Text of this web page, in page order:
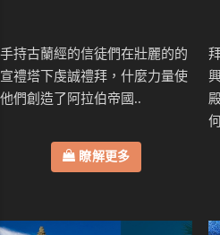
手持古蘭經的信徒們在壯麗的的
宣禮塔下虔誠禮拜，什麼力量使
他們創造了阿拉伯帝國..
瞭解更多